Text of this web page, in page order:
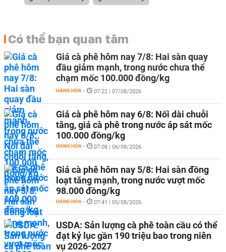
Có thể bạn quan tâm
Giá cà phê hôm nay 7/8: Hai sàn quay
đầu giảm mạnh, trong nước chưa thể
chạm mốc 100.000 đồng/kg
HÀNG HÓA - 07:22 | 07/08/2026
Giá cà phê hôm nay 6/8: Nối dài chuỗi
tăng, giá cà phê trong nước áp sát mốc
100.000 đồng/kg
HÀNG HÓA - 07:08 | 06/08/2026
Giá cà phê hôm nay 5/8: Hai sàn đồng
loạt tăng mạnh, trong nước vượt mốc
98.000 đồng/kg
HÀNG HÓA - 07:41 | 05/08/2026
USDA: Sản lượng cà phê toàn cầu có thể
đạt kỷ lục gần 190 triệu bao trong niên
vụ 2026-2027